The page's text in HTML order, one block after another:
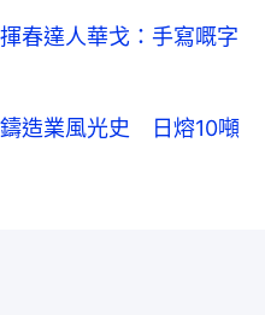
春達人華戈：手寫嘅字
鑄造業風光史 日熔10噸